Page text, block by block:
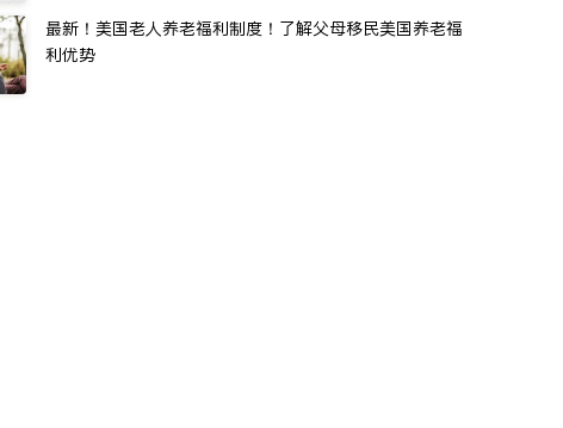
最新！美国老人养老福利制度！了解父母移民美国养老福
利优势